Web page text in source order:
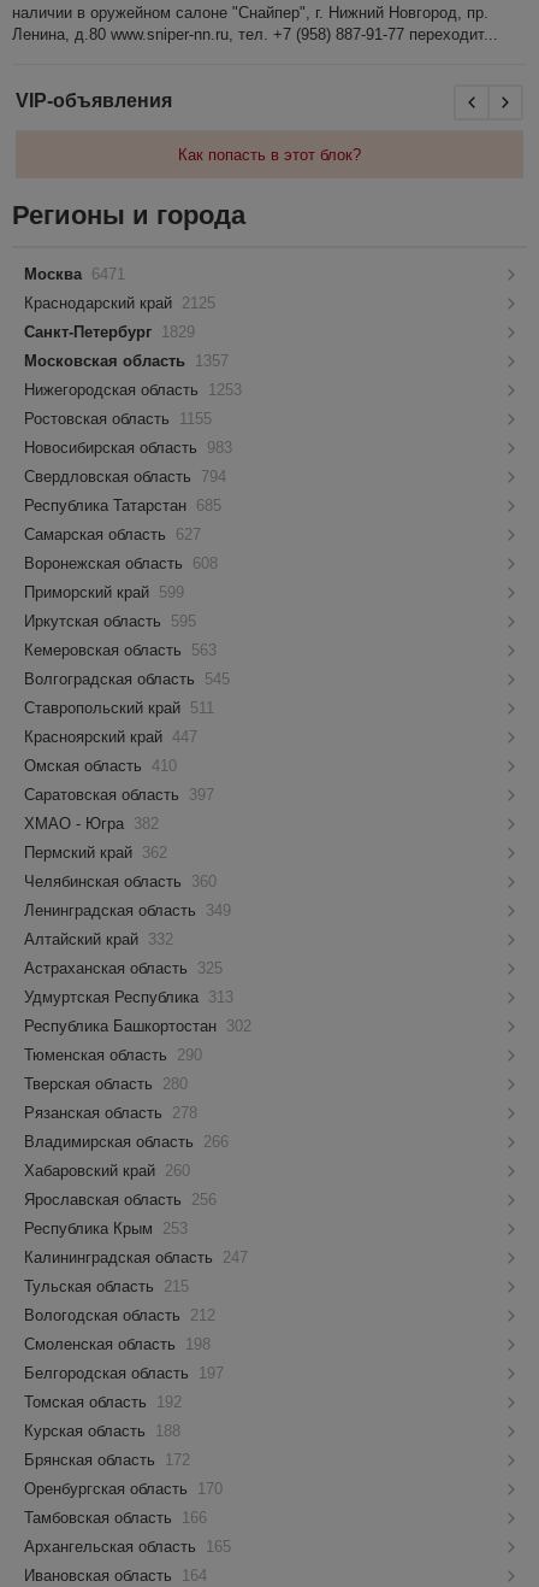
наличии в оружейном салоне "Снайпер", г. Нижний Новгород, пр.
Ленина, д.80 www.sniper-nn.ru, тел. +7 (958) 887-91-77 переходит...
VIP-объявления
Как попасть в этот блок?
Регионы и города
Москва 6471
Краснодарский край 2125
Санкт-Петербург
1829
Московская область
1357
Нижегородская область
1253
Ростовская область
1155
Новосибирская область
983
Свердловская область
794
Республика Татарстан 685
Самарская область
627
Воронежская область
608
Приморский край 599
Иркутская область
595
Кемеровская область
563
Волгоградская область
545
Ставропольский край 511
Красноярский край 447
Омская область 410
Саратовская область
397
ХМАО - Югра 382
Пермский край 362
Челябинская область
360
Ленинградская область
349
Алтайский край 332
Астраханская область
325
Удмуртская Республика 313
Республика Башкортостан 302
Тюменская область
290
Тверская область
280
Рязанская область
278
Владимирская область
266
Хабаровский край 260
Ярославская область
256
Республика Крым
253
Калининградская область
247
Тульская область
215
Вологодская область
212
Смоленская область
198
Белгородская область
197
Томская область
192
Курская область
188
Брянская область
172
Оренбургская область
170
Тамбовская область
166
Архангельская область
165
Ивановская область
164